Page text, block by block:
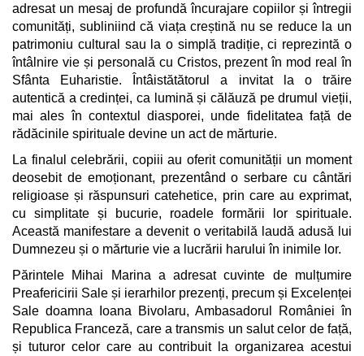
adresat un mesaj de profundă încurajare copiilor și întregii
comunități, subliniind că viața creștină nu se reduce la un
patrimoniu cultural sau la o simplă tradiție, ci reprezintă o
întâlnire vie și personală cu Cristos, prezent în mod real în
Sfânta Euharistie. Întâistătătorul a invitat la o trăire
autentică a credinței, ca lumină și călăuză pe drumul vieții,
mai ales în contextul diasporei, unde fidelitatea față de
rădăcinile spirituale devine un act de mărturie.
La finalul celebrării, copiii au oferit comunității un moment
deosebit de emoționant, prezentând o serbare cu cântări
religioase și răspunsuri catehetice, prin care au exprimat,
cu simplitate și bucurie, roadele formării lor spirituale.
Această manifestare a devenit o veritabilă laudă adusă lui
Dumnezeu și o mărturie vie a lucrării harului în inimile lor.
Părintele Mihai Marina a adresat cuvinte de mulțumire
Preafericirii Sale și ierarhilor prezenți, precum și Excelenței
Sale doamna Ioana Bivolaru, Ambasadorul României în
Republica Franceză, care a transmis un salut celor de față,
și tuturor celor care au contribuit la organizarea acestui